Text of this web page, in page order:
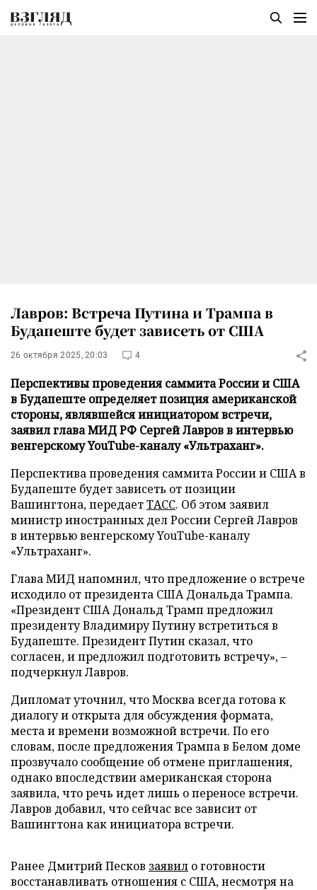
Лавров: Встреча Путина и Трампа в
Будапеште будет зависеть от США
26 октября 2025, 20:03 4
Перспективы проведения саммита России и США
в Будапеште определяет позиция американской
стороны, являвшейся инициатором встречи,
заявил глава МИД РФ Сергей Лавров в интервью
венгерскому YouTube-каналу «Ультраханг».
Перспектива проведения саммита России и США в
Будапеште будет зависеть от позиции
Вашингтона, передаетТАСС. Об этом заявил
министр иностранных дел России Сергей Лавров
в интервью венгерскому YouTube-каналу
«Ультраханг».
Глава МИД напомнил, что предложение о встрече
исходило от президента США Дональда Трампа.
«Президент США Дональд Трамп предложил
президенту Владимиру Путину встретиться в
Будапеште. Президент Путин сказал, что
согласен, и предложил подготовить встречу», –
подчеркнул Лавров.
Дипломат уточнил, что Москва всегда готова к
диалогу и открыта для обсуждения формата,
места и времени возможной встречи. По его
словам, после предложения Трампа в Белом доме
прозвучало сообщение об отмене приглашения,
однако впоследствии американская сторона
заявила, что речь идет лишь о переносе встречи.
Лавров добавил, что сейчас все зависит от
Вашингтона как инициатора встречи.
Ранее Дмитрий Песков заявил о готовности
восстанавливать отношения с США, несмотря на